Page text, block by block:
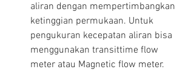
aliran dengan mempertimbangkan
ketinggian permukaan. Untuk
pengukuran kecepatan aliran bisa
menggunakan transittime flow
meter atau Magnetic flow meter.